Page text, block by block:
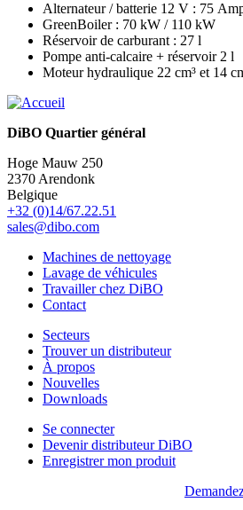
Alternateur / batterie 12 V : 75
GreenBoiler : 70 kW / 110 kW
Réservoir de carburant : 27 l
Pompe anti-calcaire + réservoir 2 l
Moteur hydraulique 22 cm³ et 14
DiBO Quartier général
Hoge Mauw 250
2370 Arendonk
Belgique
+32 (0)14/67.22.51
sales@dibo.com
Machines de nettoyage
Lavage de véhicules
Travailler chez DiBO
Contact
Secteurs
Trouver un distributeur
À propos
Nouvelles
Downloads
Se connecter
Devenir distributeur DiBO
Enregistrer mon produit